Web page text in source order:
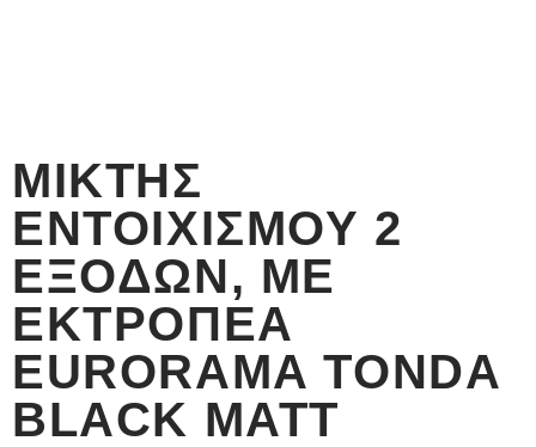
ΜΊΚΤΗΣ
ΕΝΤΟΙΧΙΣΜΟΎ 2
ΕΞΌΔΩΝ, ΜΕ
ΕΚΤΡΟΠΈΑ
EURORAMA TONDA
BLACK MATT